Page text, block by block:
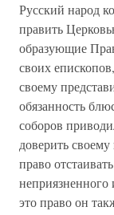
Русский народ
править
образующие
своих
своему
обязанность
соборов
доверить
право
неприязненного
это право он